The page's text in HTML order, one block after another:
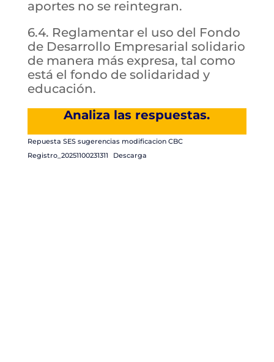
aportes no se reintegran.
6.4. Reglamentar el uso del Fondo
de Desarrollo Empresarial solidario
de manera más expresa, tal como
está el fondo de solidaridad y
educación.
Analiza las respuestas.
Repuesta SES sugerencias modificacion CBC
Registro_20251100231311
Descarga